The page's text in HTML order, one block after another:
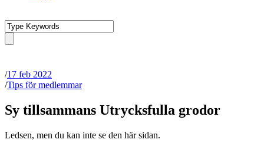
/17 feb 2022
/Tips för medlemmar
Sy tillsammans Utrycksfulla grodor
Ledsen, men du kan inte se den här sidan.